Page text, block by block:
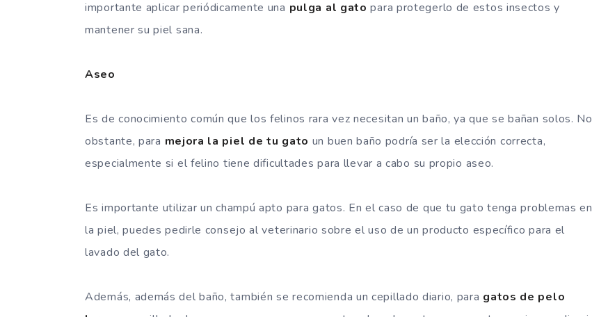
importante aplicar periódicamente una pulga al gato para protegerlo de estos insectos y
mantener su piel sana.
Aseo
Es de conocimiento común que los felinos rara vez necesitan un baño, ya que se bañan solos. No
obstante, para mejora la piel de tu gato un buen baño podría ser la elección correcta,
especialmente si el felino tiene dificultades para llevar a cabo su propio aseo.
Es importante utilizar un champú apto para gatos. En el caso de que tu gato tenga problemas en
la piel, puedes pedirle consejo al veterinario sobre el uso de un producto específico para el
lavado del gato.
Además, además del baño, también se recomienda un cepillado diario, para gatos de pelo